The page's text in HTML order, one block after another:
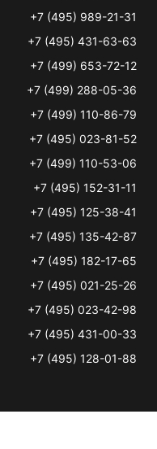
+7 (495) 989-21-31
+7 (495) 431-63-63
+7 (499) 653-72-12
+7 (499) 288-05-36
+7 (499) 110-86-79
+7 (495) 023-81-52
+7 (499) 110-53-06
+7 (495) 152-31-11
+7 (495) 125-38-41
+7 (495) 135-42-87
+7 (495) 182-17-65
+7 (495) 021-25-26
+7 (495) 023-42-98
+7 (495) 431-00-33
+7 (495) 128-01-88